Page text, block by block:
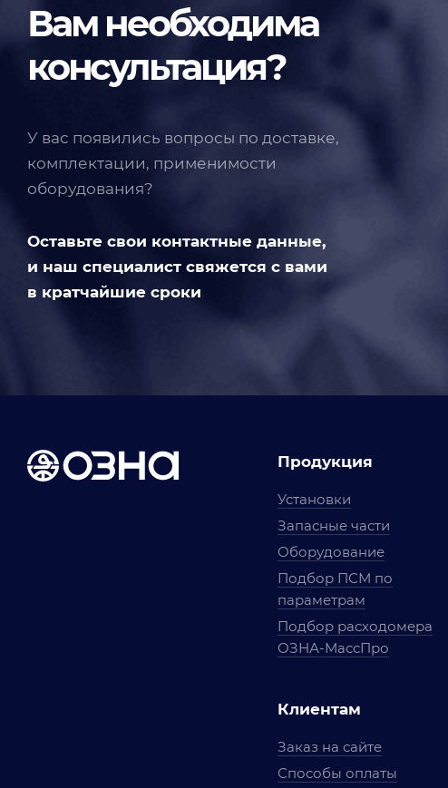
Вам необходима
консультация?
У вас появились вопросы по доставке,
комплектации, применимости
оборудования?
Оставьте свои контактные данные,
и наш специалист свяжется с вами
в кратчайшие сроки
Продукция
Установки
Запасные части
Оборудование
Подбор ПСМ по
параметрам
Подбор расходомера
ОЗНА-МассПро
Клиентам
Заказ на сайте
Способы оплаты